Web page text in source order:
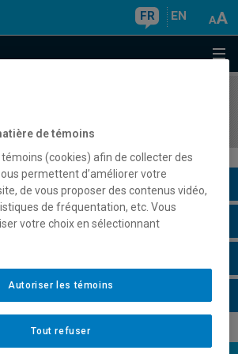
FR EN
de témoins
témoins (cookies) afin de collecter des
permettent d’améliorer votre
de vous proposer des contenus vidéo,
de fréquentation, etc. Vous
votre choix en sélectionnant
Tout refuser
Autoriser les témoins